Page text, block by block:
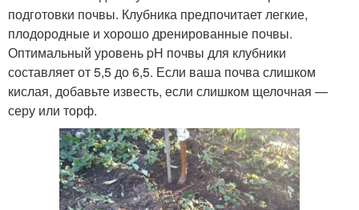
подготовки почвы. Клубника предпочитает легкие,
плодородные и хорошо дренированные почвы.
Оптимальный уровень pH почвы для клубники
составляет от 5,5 до 6,5. Если ваша почва слишком
кислая, добавьте известь, если слишком щелочная —
серу или торф.